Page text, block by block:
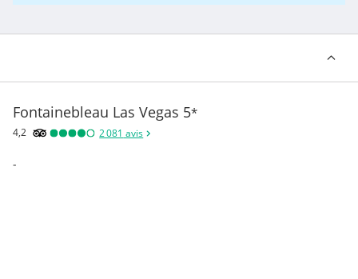
Fontainebleau Las Vegas 5*
4,2 2 081 avis
-